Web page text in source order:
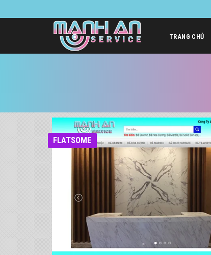
qua
TRANG CHỦ
FLATSOME